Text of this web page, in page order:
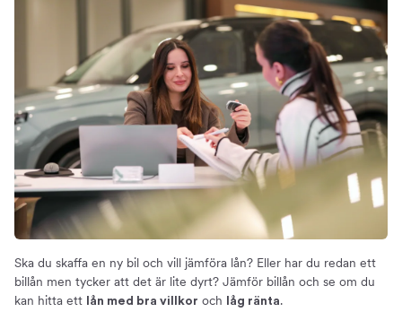
Så fungerar det
Restvärde
Räkna på billån
Så mycket kan du spara
Ränta på billån
Månadskostnad – Så mycket kostar ett billån
Billiga och bra billån just nu
Jämför billån
Så väljer du ett billån
Jämför billån idag
Om tjänsten
Ska du skaffa en ny bil och vill jämföra lån? Eller har du redan ett
billån men tycker att det är lite dyrt? Jämför billån och se om du
kan hitta ett
lån med bra villkor och låg ränta.